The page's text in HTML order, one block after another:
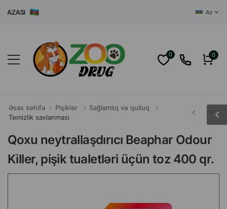
Az
0 0
Əsas səhifə Pişiklər
Sağlamlıq və qulluq
Təmizlik saxlanması
Qoxu neytrallaşdırıcı Beaphar Odour
Killer, pişik tualetləri üçün toz 400 qr.